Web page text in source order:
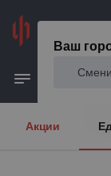
Ваш
Акции